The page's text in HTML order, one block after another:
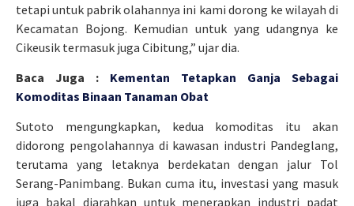
tetapi untuk pabrik olahannya ini kami dorong ke wilayah di
Kecamatan Bojong. Kemudian untuk yang udangnya ke
Cikeusik termasuk juga Cibitung,” ujar dia.
Baca Juga : Kementan Tetapkan Ganja Sebagai
Komoditas Binaan Tanaman Obat
Sutoto mengungkapkan, kedua komoditas itu akan
didorong pengolahannya di kawasan industri Pandeglang,
terutama yang letaknya berdekatan dengan jalur Tol
Serang-Panimbang. Bukan cuma itu, investasi yang masuk
juga bakal diarahkan untuk menerapkan industri padat